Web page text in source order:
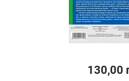
130,00